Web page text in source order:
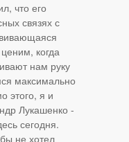
что его
связях с
когда
нам руку
максимально
этого, я и
Лукашенко -
сегодня.
не хотел